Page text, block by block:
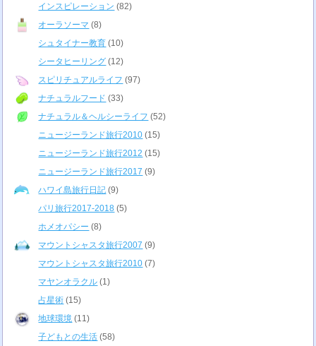
インスピレーション (82)
オーラソーマ (8)
シュタイナー教育 (10)
シータヒーリング (12)
スピリチュアルライフ (97)
ナチュラルフード (33)
ナチュラル＆ヘルシーライフ (52)
ニュージーランド旅行2010 (15)
ニュージーランド旅行2012 (15)
ニュージーランド旅行2017 (9)
ハワイ島旅行日記 (9)
パリ旅行2017-2018 (5)
ホメオパシー (8)
マウントシャスタ旅行2007 (9)
マウントシャスタ旅行2010 (7)
マヤンオラクル (1)
占星術 (15)
地球環境 (11)
子どもとの生活 (58)